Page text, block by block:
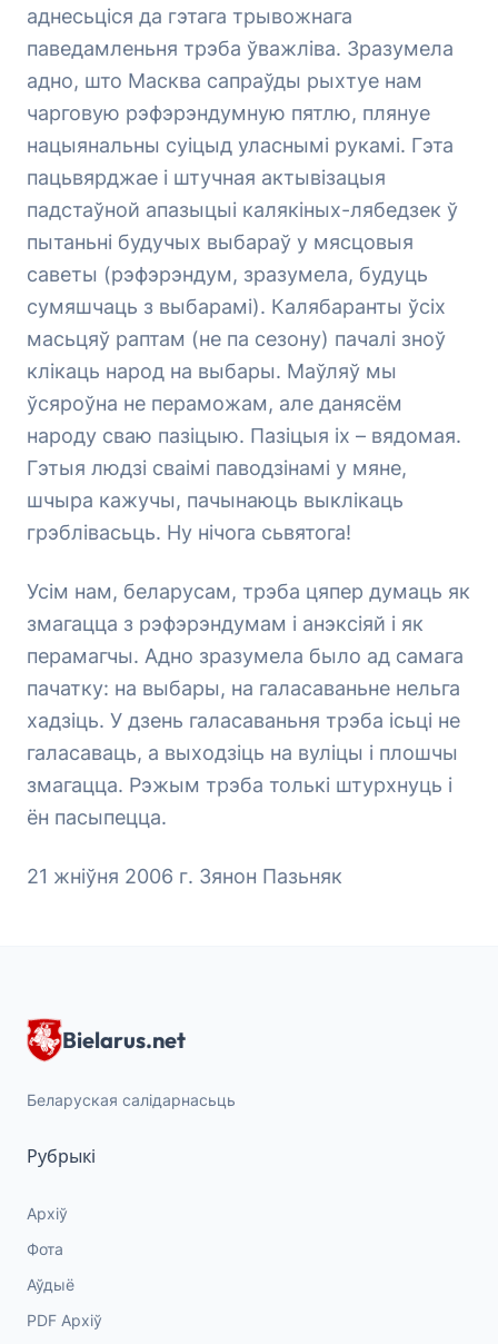
аднесьціся да гэтага трывожнага
паведамленьня трэба ўважліва. Зразумела
адно, што Масква сапраўды рыхтуе нам
чарговую рэфэрэндумную пятлю, плянуе
нацыянальны суіцыд уласнымі рукамі. Гэта
пацьвярджае і штучная актывізацыя
падстаўной апазыцыі калякіных-лябедзек ў
пытаньні будучых выбараў у мясцовыя
саветы (рэфэрэндум, зразумела, будуць
сумяшчаць з выбарамі). Калябаранты ўсіх
масьцяў раптам (не па сезону) пачалі зноў
клікаць народ на выбары. Маўляў мы
ўсяроўна не пераможам, але данясём
народу сваю пазіцыю. Пазіцыя іх – вядомая.
Гэтыя людзі сваімі паводзінамі у мяне,
шчыра кажучы, пачынаюць выклікаць
грэблівасьць. Ну нічога сьвятога!
Усім нам, беларусам, трэба цяпер думаць як
змагацца з рэфэрэндумам і анэксіяй і як
перамагчы. Адно зразумела было ад самага
пачатку: на выбары, на галасаваньне нельга
хадзіць. У дзень галасаваньня трэба ісьці не
галасаваць, а выходзіць на вуліцы і плошчы
змагацца. Рэжым трэба толькі штурхнуць і
ён пасыпецца.
21 жніўня 2006 г. Зянон Пазьняк
Bielarus.net
Беларуская салідарнасьць
Рубрыкі
Архіў
Фота
Аўдыё
PDF Архіў